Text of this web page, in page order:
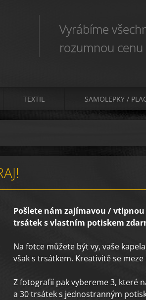
Vyrábíme
rozumnou cenu
TEXTIL SAMOLEPKY /
Pošlete nám zajímavou /
trsátek s vlastním potiskem
Na fotce můžete být vy, vaše
však s trsátkem. Kreativitě se
Z fotografií pak vybereme 3, které
a 30 trsátek s jednostranným